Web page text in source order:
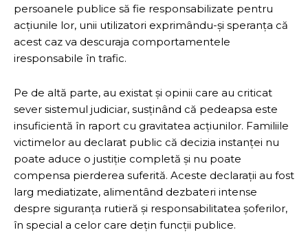
persoanele publice să fie responsabilizate pentru
acțiunile lor, unii utilizatori exprimându-și speranța că
acest caz va descuraja comportamentele
iresponsabile în trafic.
Pe de altă parte, au existat și opinii care au criticat
sever sistemul judiciar, susținând că pedeapsa este
insuficientă în raport cu gravitatea acțiunilor. Familiile
victimelor au declarat public că decizia instanței nu
poate aduce o justiție completă și nu poate
compensa pierderea suferită. Aceste declarații au fost
larg mediatizate, alimentând dezbateri intense
despre siguranța rutieră și responsabilitatea șoferilor,
în special a celor care dețin funcții publice.